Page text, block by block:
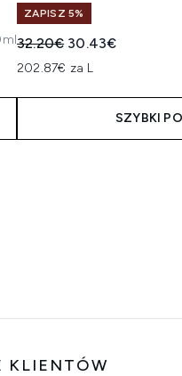
ZAPISZ 5%
Sugerowana cena
32.20€ Aktualna cena:
30.43€
202.87€ za L
SZYBKI
KLIENTÓW